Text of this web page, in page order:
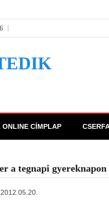
ONLINE CÍMPLAP
a tegnapi gyereknapon
2012.05.20.